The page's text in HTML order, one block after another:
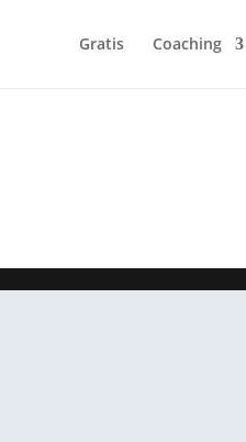
Gratis Coaching